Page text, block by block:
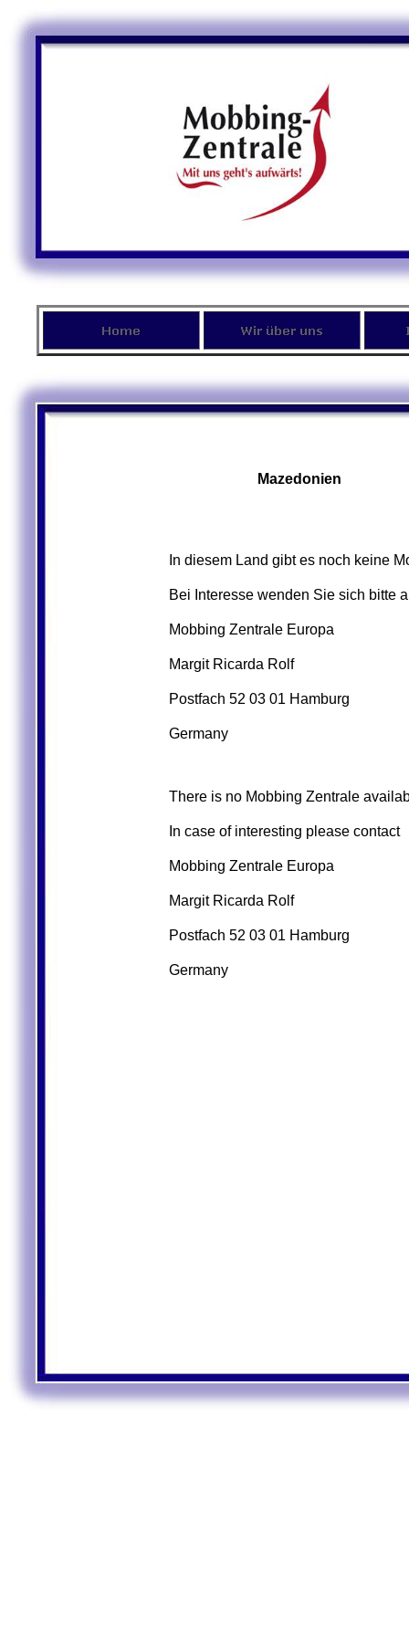
Mazedonien
In diesem Land gibt es noch keine
Bei Interesse wenden Sie sich bitte
Mobbing Zentrale Europa
Margit Ricarda Rolf
Postfach 52 03 01 Hamburg
Germany
There is no Mobbing Zentrale
In case of interesting please contact
Mobbing Zentrale Europa
Margit Ricarda Rolf
Postfach 52 03 01 Hamburg
Germany